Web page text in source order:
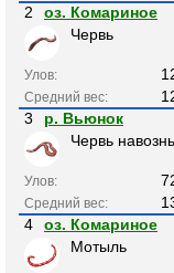
2
оз. Комариное
Червь
Улов:
Средний вес:
3
р. Вьюнок
Червь
Улов:
Средний вес:
4
оз. Комариное
Мотыль